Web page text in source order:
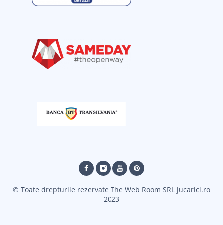
© Toate drepturile rezervate The Web Room SRL jucarici.ro
2023